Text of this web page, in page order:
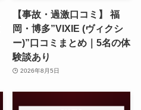
【事故・過激口コミ】 福
岡・博多”VIXIE (ヴィクシ
ー)”口コミまとめ｜5名の体
験談あり
2026年8月5日